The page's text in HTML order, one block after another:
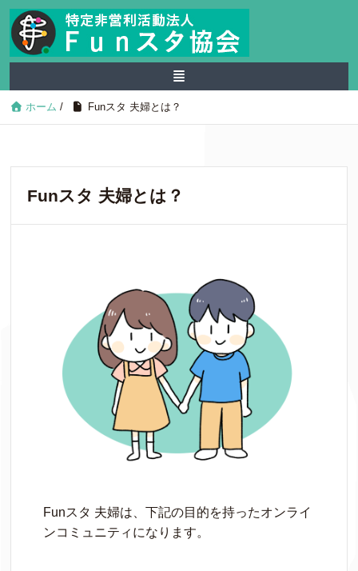
ホーム / Funスタ 夫婦とは？
Funスタ 夫婦とは？
Funスタ 夫婦は、下記の目的を持ったオンライ
ンコミュニティになります。